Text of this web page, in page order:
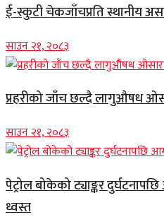
ई-स्कुटी चेकजाँचप्रति स्थानीय
साउन २१, २०८३
प्रहरीको जाँच छल्दै लागुऔषध
साउन २१, २०८३
पेट्रोल बोकेको ट्याङ्कर
ध्वस्त